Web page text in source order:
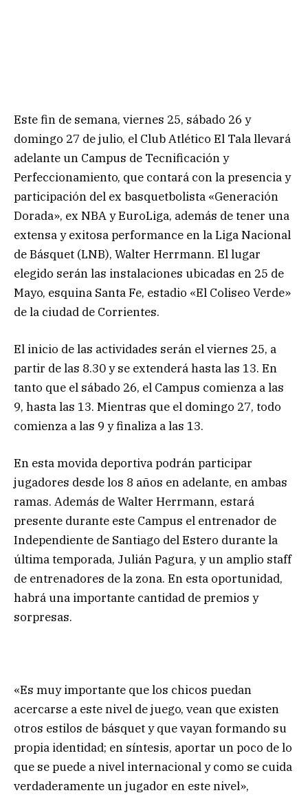
Este fin de semana, viernes 25, sábado 26 y
domingo 27 de julio, el Club Atlético El Tala llevará
adelante un Campus de Tecnificación y
Perfeccionamiento, que contará con la presencia y
participación del ex basquetbolista «Generación
Dorada», ex NBA y EuroLiga, además de tener una
extensa y exitosa performance en la Liga Nacional
de Básquet (LNB), Walter Herrmann. El lugar
elegido serán las instalaciones ubicadas en 25 de
Mayo, esquina Santa Fe, estadio «El Coliseo Verde»
de la ciudad de Corrientes.
El inicio de las actividades serán el viernes 25, a
partir de las 8.30 y se extenderá hasta las 13. En
tanto que el sábado 26, el Campus comienza a las
9, hasta las 13. Mientras que el domingo 27, todo
comienza a las 9 y finaliza a las 13.
En esta movida deportiva podrán participar
jugadores desde los 8 años en adelante, en ambas
ramas. Además de Walter Herrmann, estará
presente durante este Campus el entrenador de
Independiente de Santiago del Estero durante la
última temporada, Julián Pagura, y un amplio staff
de entrenadores de la zona. En esta oportunidad,
habrá una importante cantidad de premios y
sorpresas.
«Es muy importante que los chicos puedan
acercarse a este nivel de juego, vean que existen
otros estilos de básquet y que vayan formando su
propia identidad; en síntesis, aportar un poco de lo
que se puede a nivel internacional y como se cuida
verdaderamente un jugador en este nivel»,